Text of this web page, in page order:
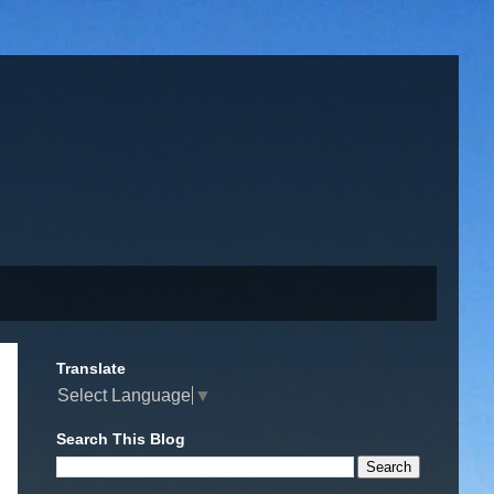
Translate
Select Language ▼
Search This Blog